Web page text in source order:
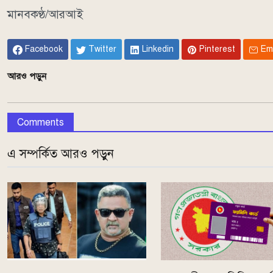
মানবকণ্ঠ/আরআই
Facebook Twitter Linkedin Pinterest
আরও পড়ুন
Comments
এ সম্পর্কিত আরও পড়ুন